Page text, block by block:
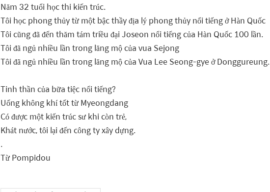
Năm 32 tuổi học thi kiến trúc.
Tôi học phong thủy từ một bậc thầy địa lý phong thủy nổi tiếng ở Hàn Quốc
Tôi cũng đã đến thăm tám triều đại Joseon nổi tiếng của Hàn Quốc 100 lần.
Tôi đã ngủ nhiều lần trong lăng mộ của vua Sejong
Tôi đã ngủ nhiều lần trong lăng mộ của Vua Lee Seong-gye ở Donggureung.
Tinh thần của bữa tiệc nổi tiếng?
Uống không khí tốt từ Myeongdang
Có được một kiến trúc sư khi còn trẻ,
Khát nước, tôi lại đến công ty xây dựng.
.
Từ Pompidou